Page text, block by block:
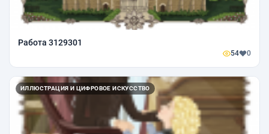
Работа 3129301
54 0
ИЛЛЮСТРАЦИЯ И ЦИФРОВОЕ ИСКУССТВО